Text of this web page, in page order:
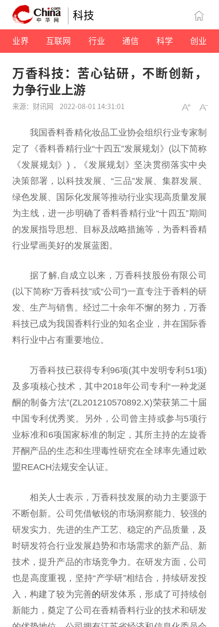
科技
业界 互联网 行业 通信 科学 创业
万香科技：苦心钻研，不断创新，
力争行业上游
来源：财讯网 2022-08-01 14:31:01
我国香料香精化妆品工业协会组织行业专家制
定了《香料香精行业“十四五”发展规划》(以下简称
《发展规划》)，《发展规划》坚决贯彻落实中央
决策部署，以科技发展、“三品”发展、集群发展、
绿色发展、国际化发展等推动行业实现高质量发展
为主线，进一步明确了香料香精行业“十四五”期间
的发展指导思想、目标及战略措施等，为香料香精
行业擘画美好的发展蓝图。
据了解,自成立以来，万香科技股份有限公司
(以下简称“万香科技”或“公司”)一直专注于香料的研
发、生产与销售。经过二十余年不懈的努力，万香
科技已成为我国香料行业的知名企业，并在国际香
料行业中占有重要地位。
万香科技已获得专利96项(其中发明专利51项)
及多项核心技术，其中2018年公司专利“一种龙涎
酮的制备方法”(ZL201210570892.X)荣获第二十届
中国 专利优秀奖。另外，公司曾主持或参与5项行
业标准和6项国家标准的制定，其所主持的左旋香
芹酮产品的生态和生理毒性研究在全球率先通过欧
盟REACH法规安全认证。
相关人士表示，万香科技发展的动力主要源于
不断创新。公司凭借敏锐的市场洞察能力、较强的
研发实力、先进的生产工艺、稳定的产品质量，及
时研发符合行业发展趋势和市场需求的新产品、新
技术，提升产品的市场竞争力。在研发方面，公司
也是高度重视，坚持“产学研”相结合，持续研发投
入，构建了较为完善的研发体系，形成了可持续创
新能力，奠定了公司在香精香料行业的技术和研发